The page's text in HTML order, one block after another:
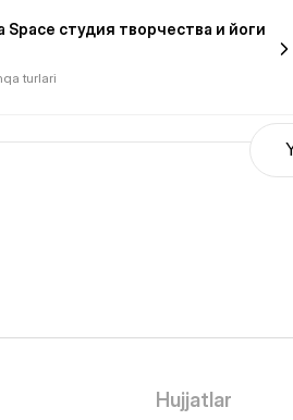
Space студия творчества и йоги
turlari
Hujjatlar